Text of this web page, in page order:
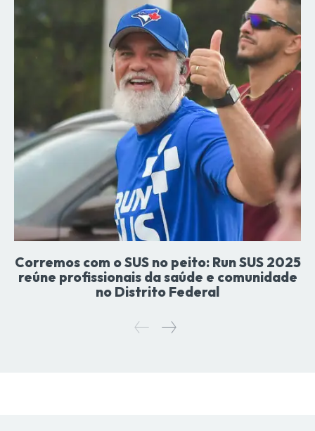
Corremos com o SUS no peito: Run SUS 2025
reúne profissionais da saúde e comunidade
no Distrito Federal